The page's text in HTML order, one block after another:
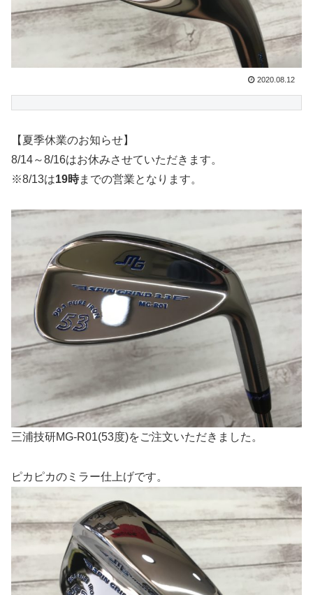
2020.08.12
【夏季休業のお知らせ】
8/14～8/16はお休みさせていただきます。
※8/13は19時までの営業となります。
三浦技研MG-R01(53度)をご注文いただきました。
ピカピカのミラー仕上げです。